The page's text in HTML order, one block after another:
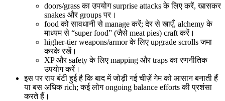
doors/grass का उपयोग surprise attacks के लिए करें, खासकर
snakes और groups पर।
food को सावधानी से manage करें; देर से खाएँ, alchemy के
माध्यम से “super food” (जैसे meat pies) craft करें।
higher-tier weapons/armor के लिए upgrade scrolls जमा
करके रखें।
XP और safety के लिए mapping और traps का रणनीतिक
उपयोग करें।
इस पर राय बंटी हुई है कि बाद में जोड़ी गई चीज़ें गेम को आसान बनाती हैं
या बस अधिक rich; कई लोग ongoing balance efforts की प्रशंसा
करते हैं।